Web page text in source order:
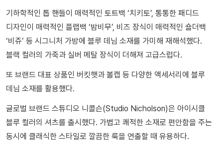
기하학적인 톱 핸들이 매력적인 토트백 ‘치키토’, 통통한 패디드
디자인이 매력적인 플랩백 ‘밤비무’, 비즈 장식이 매력적인 숄더백
‘비쥬’ 등 시그니처 가방에 블루 데님 소재를 가미해 재해석했다.
블랙 컬러의 가죽과 실버 메탈 장식이 더해져 고급스럽다.
또 브랜드 대표 상품인 버킷햇과 볼캡 등 다양한 액세서리에 블루
데님 소재를 활용했다.
글로벌 브랜드 스튜디오 니콜슨(Studio Nicholson)은 아이시클
블루 컬러의 셔츠를 출시했다. 가볍고 쾌적한 소재로 편안함을 주는
동시에 클래식한 스타일로 깔끔한 룩을 연출할 때 유용하다.